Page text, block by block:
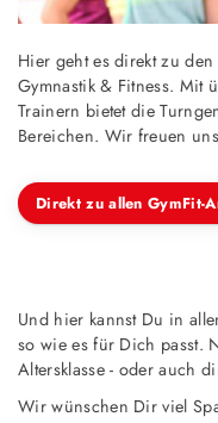
Hier geht es direkt zu
Gymnastik & Fitness. Mit
Trainern bietet die
Bereichen. Wir freuen
Direkt zu allen GymFit-
Und hier kannst Du in
so wie es für Dich passt.
Altersklasse - oder auch
Wir wünschen Dir viel